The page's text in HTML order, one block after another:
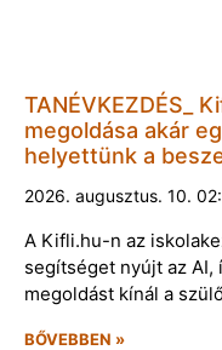
TANÉVKEZDÉS_
megoldása akár
helyettünk a
2026. augusztus. 10.
A Kifli.hu-n az
segítséget nyújt az
megoldást kínál a
BŐVEBBEN »